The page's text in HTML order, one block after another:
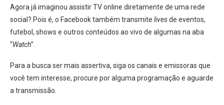
Agora já imaginou assistir TV online diretamente de uma rede
social? Pois é, o Facebook também transmite livesde eventos,
futebol, shows e outros conteúdos ao vivo de algumas na aba
“Watch”.
Para a busca ser mais assertiva, siga os canais e emissoras que
você tem interesse, procure por alguma programação e aguarde
a transmissão.